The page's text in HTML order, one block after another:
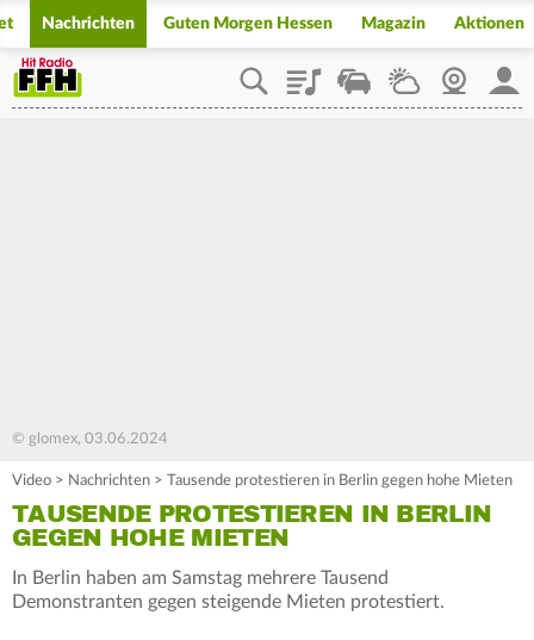
Nachrichten Guten Morgen Hessen Magazin Aktionen
PlaylistStaupilotWetterWebcam
© glomex, 03.06.2024
Video > Nachrichten > Tausende protestieren in Berlin gegen hohe Mieten
TAUSENDE PROTESTIEREN IN BERLIN
GEGEN HOHE MIETEN
In Berlin haben am Samstag mehrere Tausend
Demonstranten gegen steigende Mieten protestiert.